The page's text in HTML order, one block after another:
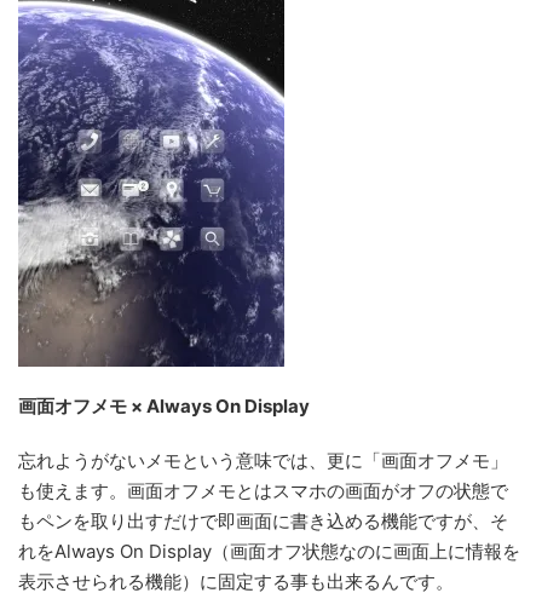
画面オフメモ × Always On Display
忘れようがないメモという意味では、更に「画面オフメモ」
も使えます。画面オフメモとはスマホの画面がオフの状態で
もペンを取り出すだけで即画面に書き込める機能ですが、そ
れをAlways On Display（画面オフ状態なのに画面上に情報を
表示させられる機能）に固定する事も出来るんです。